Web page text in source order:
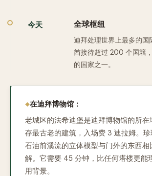
今天 全球枢纽
迪拜处理世界上最多的国
酋接待超过 200 个国籍
的国家之一。
在迪拜博物馆：
老城区的法希迪堡是迪拜博物馆的所在
存最古老的建筑，入场费 3 迪拉姆。珍
石油前溪流的立体模型与门外的东西相
解。它需要 45 分钟，比任何塔楼更能
用背景。